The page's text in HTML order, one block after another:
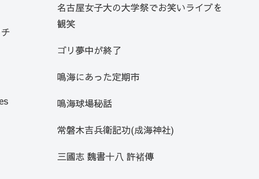
名古屋女子大の大学祭でお笑いライブを
観笑
ゴリ夢中が終了
鳴海にあった定期市
鳴海球場秘話
常磐木吉兵衛記功(成海神社)
三國志 魏書十八 許褚傳